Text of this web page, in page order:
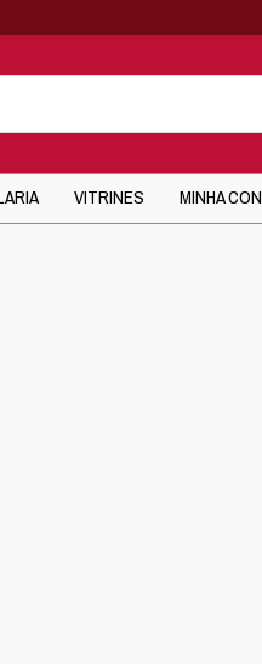
VITRINES MINHA